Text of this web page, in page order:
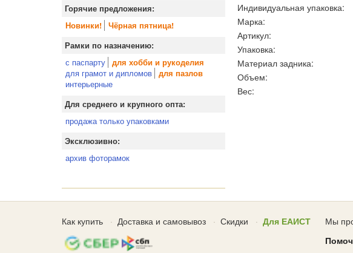
Горячие предложения:
Новинки!
Чёрная пятница!
Рамки по назначению:
с паспарту для хобби и рукоделия
для грамот и дипломов для пазлов
интерьерные
Для среднего и крупного опта:
продажа только упаковками
Эксклюзивно:
архив фоторамок
Индивидуальная упаковка:
Марка:
Артикул:
Упаковка:
Материал задника:
Объем:
Вес:
Как купить Доставка и самовывоз Скидки Для ЕАИСТ
Мы